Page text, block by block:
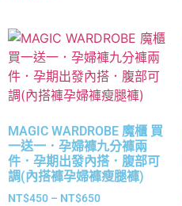
MAGIC WARDROBE 魔櫃 買
一送一．孕婦褲九分褲兩
件．孕期出發內搭．腹部可
調(內搭褲孕婦褲瘦腿褲)
NT$450 – NT$650